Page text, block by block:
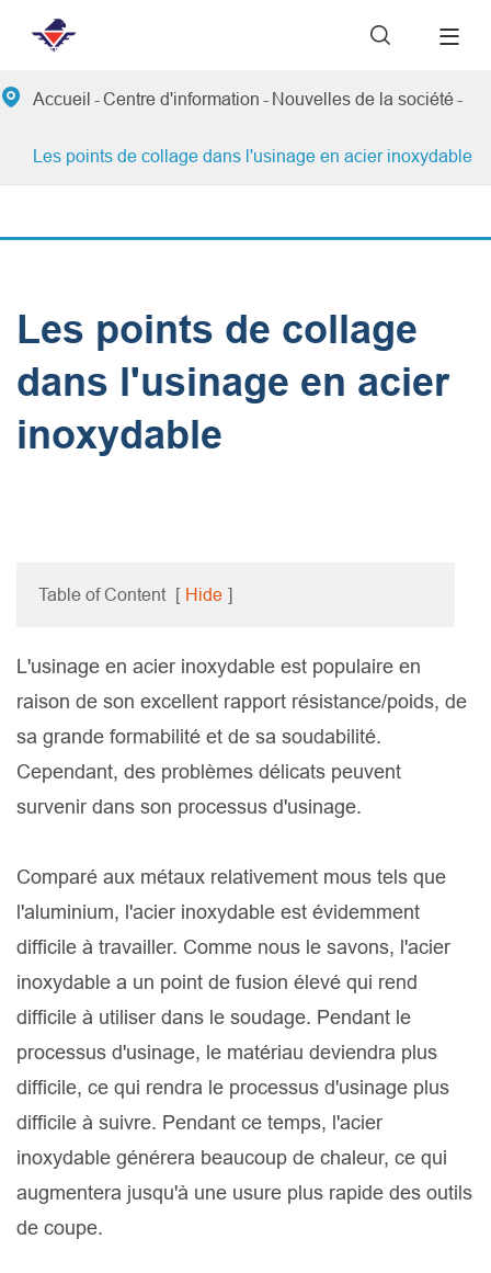

 Accueil Centre d'information Nouvelles de la société
Les points de collage dans l'usinage en acier inoxydable
Les points de collage
dans l'usinage en acier
inoxydable
Table of Content [ Hide ]
L'usinage en acier inoxydable est populaire en
raison de son excellent rapport résistance/poids, de
sa grande formabilité et de sa soudabilité.
Cependant, des problèmes délicats peuvent
survenir dans son processus d'usinage.
Comparé aux métaux relativement mous tels que
l'aluminium, l'acier inoxydable est évidemment
difficile à travailler. Comme nous le savons, l'acier
inoxydable a un point de fusion élevé qui rend
difficile à utiliser dans le soudage. Pendant le
processus d'usinage, le matériau deviendra plus
difficile, ce qui rendra le processus d'usinage plus
difficile à suivre. Pendant ce temps, l'acier
inoxydable générera beaucoup de chaleur, ce qui
augmentera jusqu'à une usure plus rapide des outils
de coupe.